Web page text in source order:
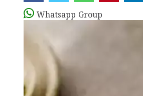
Whatsapp Group